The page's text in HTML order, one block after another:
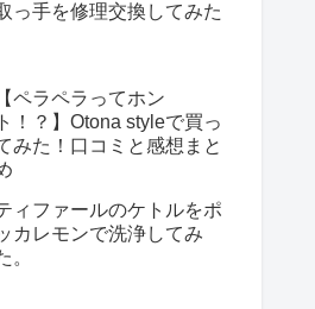
っ手を修理交換してみた
【ペラペラってホン
ト！？】Otona styleで買っ
みた！口コミと感想まと
ィファールのケトルをポ
カレモンで洗浄してみ
。